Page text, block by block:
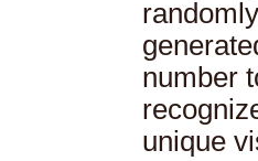
randomly
number
unique